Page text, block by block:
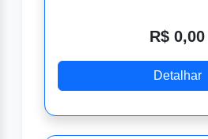
R$ 0,00
Detalhar